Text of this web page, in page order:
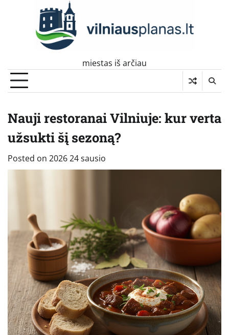
miestas iš arčiau
Nauji restoranai Vilniuje: kur verta
užsukti šį sezoną?
Posted on 2026 24 sausio